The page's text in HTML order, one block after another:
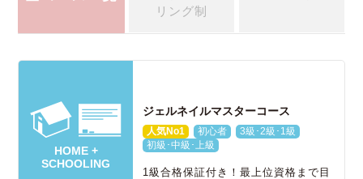
リング制
HOME +
SCHOOLING
ジェルネイルマスターコース
人気No1 初心者
3級･2級･1級
初級･中級･上級
1級合格保証付き！最上位資格まで目